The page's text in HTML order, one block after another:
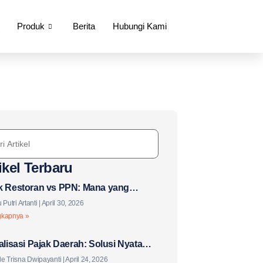
Produk Berita Hubungi Kami
Terbaru
Restoran vs PPN: Mana yang
untuk Bisnis F&B Anda?
Putri Artanti April 30, 2026
»
Pajak Daerah: Solusi Nyata
Baru?
Trisna Dwipayanti April 24, 2026